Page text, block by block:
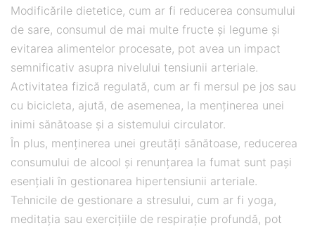
Modificările dietetice, cum ar fi reducerea consumului
de sare, consumul de mai multe fructe și legume și
evitarea alimentelor procesate, pot avea un impact
semnificativ asupra nivelului tensiunii arteriale.
Activitatea fizică regulată, cum ar fi mersul pe jos sau
cu bicicleta, ajută, de asemenea, la menținerea unei
inimi sănătoase și a sistemului circulator.
În plus, menținerea unei greutăți sănătoase, reducerea
consumului de alcool și renunțarea la fumat sunt pași
esențiali în gestionarea hipertensiunii arteriale.
Tehnicile de gestionare a stresului, cum ar fi yoga,
meditația sau exercițiile de respirație profundă, pot